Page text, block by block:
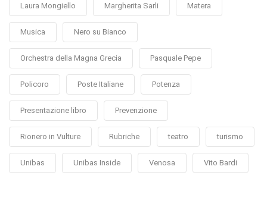
Laura Mongiello Margherita Sarli Matera
Musica Nero su Bianco
Orchestra della Magna Grecia Pasquale Pepe
Policoro Poste Italiane Potenza
Presentazione libro Prevenzione
Rionero in Vulture Rubriche teatro turismo
Unibas Unibas Inside Venosa Vito Bardi